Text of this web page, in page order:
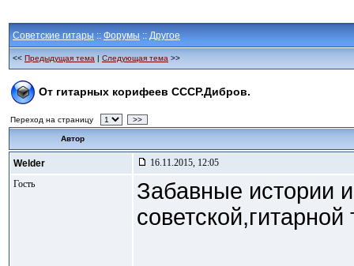
Советские гитары :: Форумы :: Другое
<< Предыдущая тема | Следующая тема >>
От гитарных корифеев СССР.Дибров.
Переход на страницу >>
Автор
Welder
16.11.2015, 12:05
Гость
Забавные
советской,гитарной